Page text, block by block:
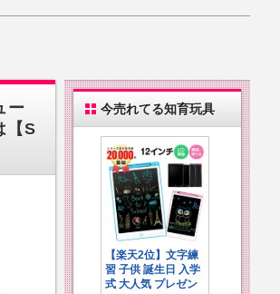
ー
【S
今売れてる知育玩具